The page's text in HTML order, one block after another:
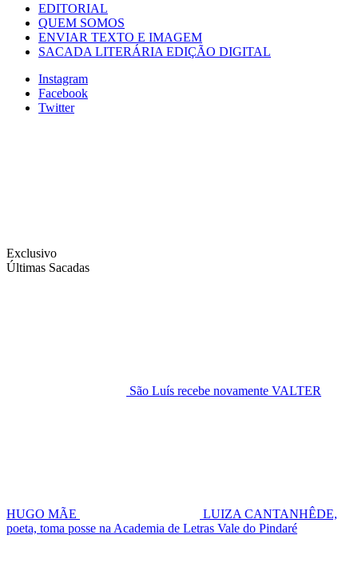
EDITORIAL
QUEM SOMOS
ENVIAR TEXTO E IMAGEM
SACADA LITERÁRIA EDIÇÃO DIGITAL
Instagram
Facebook
Twitter
Exclusivo
Últimas Sacadas
São Luís recebe novamente VALTER
HUGO MÃE
LUIZA CANTANHÊDE,
poeta, toma posse na Academia de Letras Vale do Pindaré